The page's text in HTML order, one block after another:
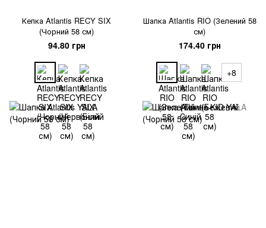
Кепка Atlantis RECY SIX
(Чорний 58 см)
94.80 грн
Шапка Atlantis RIO (Зелений 58
см)
174.40 грн
+8